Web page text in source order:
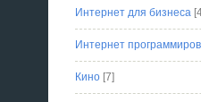
Интернет для бизнеса
Интернет
Кино[7]